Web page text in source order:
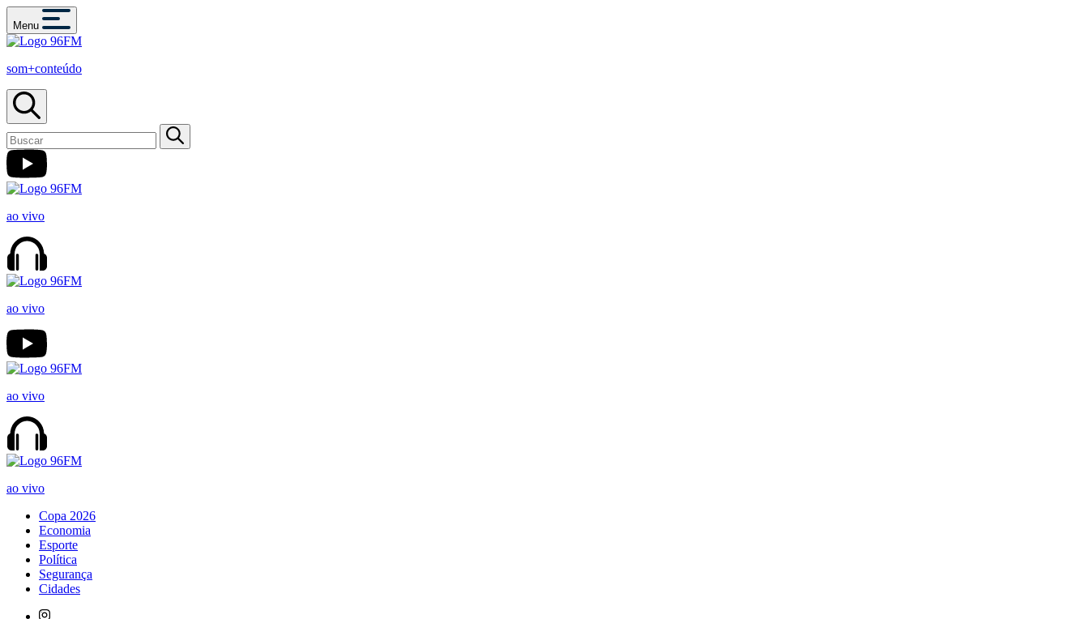
Menu
som+conteúdo
ao vivo
ao vivo
ao vivo
ao vivo
Copa 2026
Economia
Esporte
Política
Segurança
Cidades